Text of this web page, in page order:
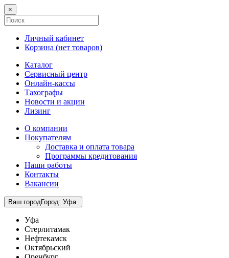
×
Личный кабинет
Корзина (нет товаров)
Каталог
Сервисный центр
Онлайн-кассы
Тахографы
Новости и акции
Лизинг
О компании
Покупателям
Доставка и оплата товара
Программы кредитования
Наши работы
Контакты
Вакансии
Ваш городГород: Уфа
Уфа
Стерлитамак
Нефтекамск
Октябрьский